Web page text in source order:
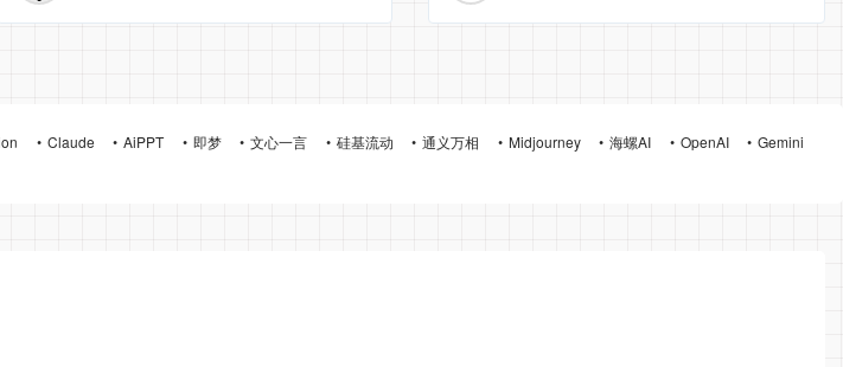
Claude AiPPT 即梦 文心一言 硅基流动 通义万相 Midjourney 海螺AI OpenAI
Gemini